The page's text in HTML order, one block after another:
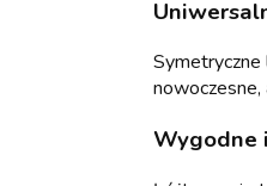
nowoczesne,
Wygodne